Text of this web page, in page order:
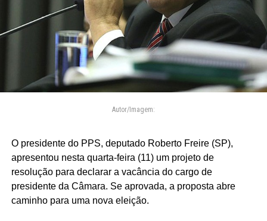
Autor/Imagem:
O presidente do PPS, deputado Roberto Freire (SP),
apresentou nesta quarta-feira (11) um projeto de
resolução para declarar a vacância do cargo de
presidente da Câmara. Se aprovada, a proposta abre
caminho para uma nova eleição.